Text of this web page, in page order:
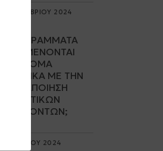
05 ΟΚΤΩΒΡΙΟΥ 2024
ΠΡΟΓΡΆΜΜΑΤΑ
ΑΝΑΜΈΝΟΝΤΑΙ
ΣΎΝΤΟΜΑ
ΣΧΕΤΙΚΆ ΜΕ ΤΗΝ
ΜΕΤΑΠΟΊΗΣΗ
ΑΓΡΟΤΙΚΏΝ
ΠΡΟΪΌΝΤΩΝ;
25 ΑΠΡΙΛΙΟΥ 2024